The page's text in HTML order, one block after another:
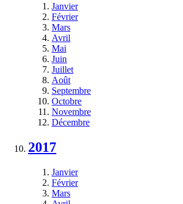
Janvier
Février
Mars
Avril
Mai
Juin
Juillet
Août
Septembre
Octobre
Novembre
Décembre
2017
Janvier
Février
Mars